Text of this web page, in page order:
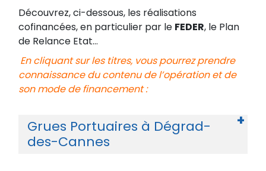
Découvrez, ci-dessous, les réalisations
cofinancées, en particulier par le FEDER, le Plan
de Relance Etat…
En cliquant sur les titres, vous pourrez prendre
connaissance du contenu de l’opération et de
son mode de financement :
Grues Portuaires à Dégrad-
des-Cannes